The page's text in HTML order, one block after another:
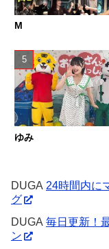
M
ゆみ
DUGA 24時間内に
グ
DUGA 毎日更新！
ン